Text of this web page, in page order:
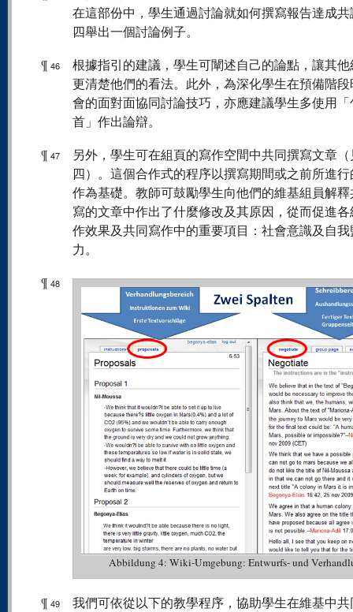
在這部份中，學生通過討論就如何撰寫報告達成
四舉出一個討論例子。
¶ 46
根據指引的建議，學生可闡述自己的論點，讓其
更清楚他們的看法。此外，為深化學生在預備階
會的面對面協同討論技巧，亦應建議學生多使用
首」作出論辯。
¶ 47
另外，學生可在組頁的寫作空間中共同撰寫文章（
四）。這個合作式的程序以撰寫期間或之前所進
作為基礎。教師可鼓勵學生向他們的維基組員解
寫的文章中作出了什麼修改及其原因，從而促進
作效果及共同寫作中的重要項目：社會意識及自
力。
¶ 48
Abbildung 4: Wiki-Umgebung: Entwurfs- und
¶ 49
我們可依從以下的教學程序，協助學生在維基中